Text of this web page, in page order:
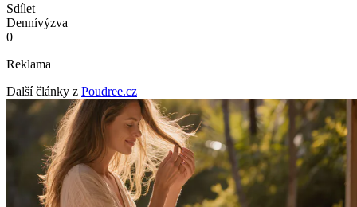
Sdílet
Dennívýzva
0
Reklama
Další články z Poudree.cz